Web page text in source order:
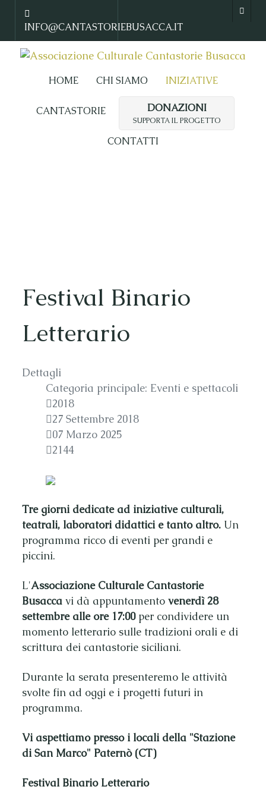
INFO@CANTASTORIEBUSACCA.IT
HOME CHI SIAMO INIZIATIVE
CANTASTORIE DONAZIONI
SUPPORTA IL PROGETTO
CONTATTI
Festival Binario
Letterario
Dettagli
Categoria principale: Eventi e spettacoli
2018
27 Settembre 2018
07 Marzo 2025
2144
Tre giorni dedicate ad iniziative culturali,
teatrali, laboratori didattici e tanto altro. Un
programma ricco di eventi per grandi e
piccini.
L'Associazione Culturale Cantastorie
Busacca vi dà appuntamento venerdì 28
settembre alle ore 17:00per condividere un
momento letterario sulle tradizioni orali e di
scrittura dei cantastorie siciliani.
Durante la serata presenteremo le attività
svolte fin ad oggi e i progetti futuri in
programma.
Vi aspettiamo presso i locali della "Stazione
di San Marco" Paternò (CT)
Festival Binario Letterario